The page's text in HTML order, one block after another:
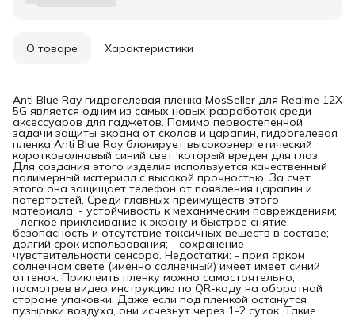
О товаре Характеристики
Anti Blue Ray гидрогелевая пленка MosSeller для Realme 12X
5G является одним из самых новых разработок среди
аксессуаров для гаджетов. Помимо первостепенной
задачи защиты экрана от сколов и царапин, гидрогелевая
пленка Anti Blue Ray блокирует высокоэнергетический
коротковолновый синий свет, который вреден для глаз.
Для создания этого изделия используется качественный
полимерный материал с высокой прочностью. За счет
этого она защищает телефон от появления царапин и
потертостей. Среди главных преимуществ этого
материала: - устойчивость к механическим повреждениям;
- легкое приклеивание к экрану и быстрое снятие; -
безопасность и отсутствие токсичных веществ в составе; -
долгий срок использования; - сохранение
чувствительности сенсора. Недостатки: - прия ярком
солнечном свете (именно солнечный) имеет имеет синий
оттенок. Приклеить пленку можно самостоятельно,
посмотрев видео инструкцию по QR-коду на оборотной
стороне упаковки. Даже если под пленкой останутся
пузырьки воздуха, они исчезнут через 1-2 суток. Такие